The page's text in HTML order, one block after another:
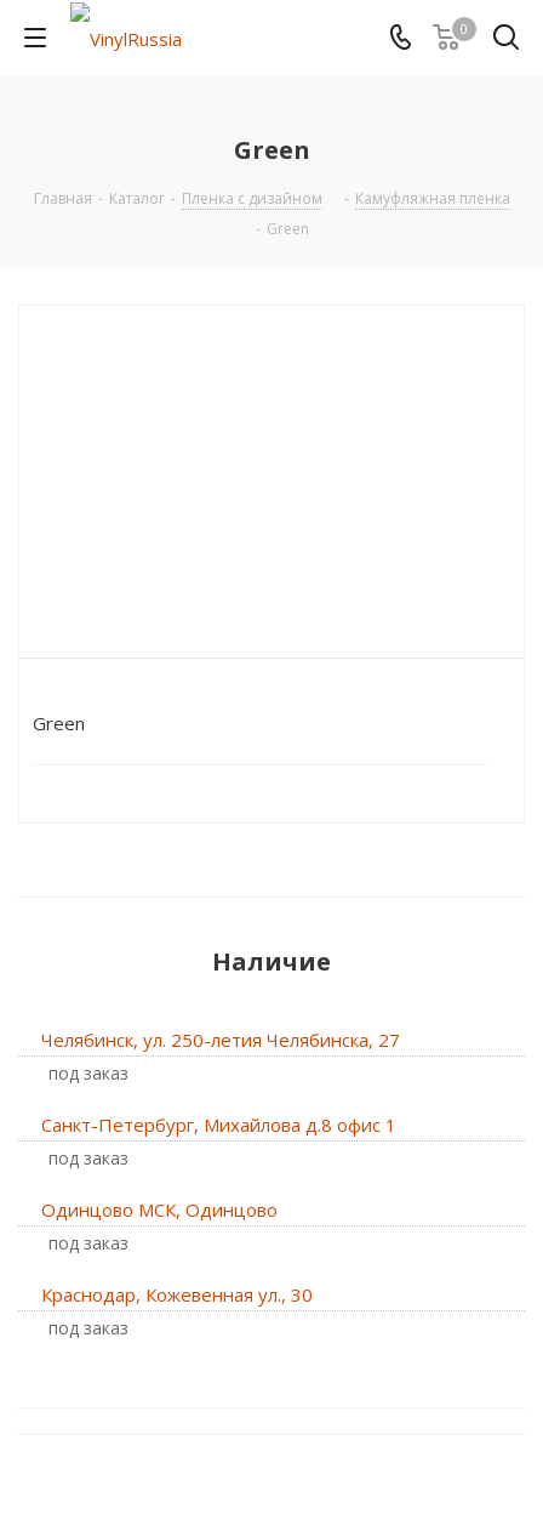
0
Green
Главная - Каталог - Пленка с дизайном - Камуфляжная пленка
- Green
Green
Наличие
Челябинск, ул. 250-летия Челябинска, 27
Под заказ
Санкт-Петербург, Михайлова д.8 офис 1
Под заказ
Одинцово МСК, Одинцово
Под заказ
Краснодар, Кожевенная ул., 30
Под заказ